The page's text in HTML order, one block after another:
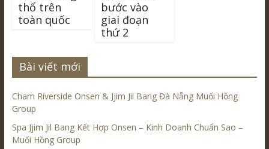
thổ trên
toàn quốc
bước vào
giai đoạn
thứ 2
Bài viết mới
Cham Riverside Onsen & Jjim Jil Bang Đà Nẵng Muối Hồng
Group
Spa Jjim Jil Bang Kết Hợp Onsen – Kinh Doanh Chuẩn Sao –
Muối Hồng Group